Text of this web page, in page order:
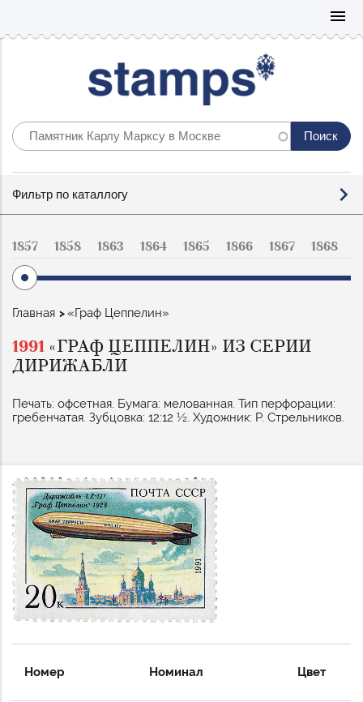
menu
по
Фильтр по каталлогу
1857 1858 1863 1864 1865 1866 1867 1868
Строка
Главная «Граф Цеппелин»
1991 «ГРАФ ЦЕППЕЛИН» ИЗ СЕРИИ
ДИРИЖАБЛИ
Печать: офсетная. Бумага: мелованная. Тип перфорации:
гребенчатая. Зубцовка: 12:12 ½. Художник: Р. Стрельников.
Номер Номинал Цвет